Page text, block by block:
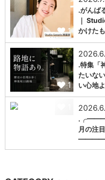
1
.がんば
｜
かけた
1
.特集「
たいな
い心地
月の